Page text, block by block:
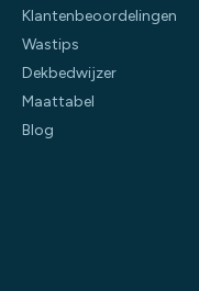
Klantenbeoordelingen
Wastips
Dekbedwijzer
Maattabel
Blog